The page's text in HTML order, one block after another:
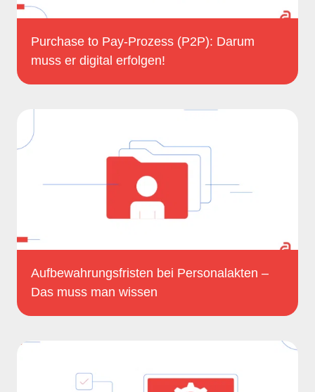
Purchase to Pay-Prozess (P2P): Darum
muss er digital erfolgen!
Aufbewahrungsfristen bei Personalakten –
Das muss man wissen